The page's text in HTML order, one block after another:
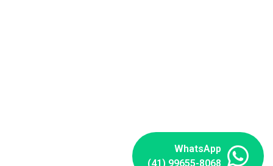
WhatsApp
(41) 99655-8068